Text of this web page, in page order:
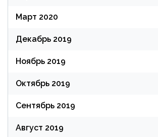
Март 2020
Декабрь 2019
Ноябрь 2019
Октябрь 2019
Сентябрь 2019
Август 2019